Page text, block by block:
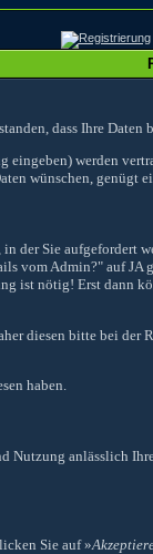
dass Ihre
werden
wünschen,
der Sie
vom Admin?" auf
ist nötig! Erst dann
diesen bitte bei der
haben.
Nutzung anlässlich
Sie auf »